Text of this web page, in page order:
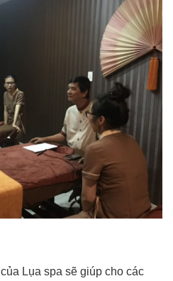
của Lụa spa sẽ giúp cho các